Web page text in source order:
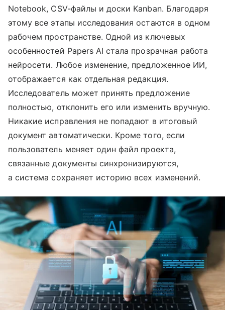
Notebook, CSV-файлы и доски Kanban. Благодаря
этому все этапы исследования остаются в одном
рабочем пространстве. Одной из ключевых
особенностей Papers AI стала прозрачная работа
нейросети. Любое изменение, предложенное ИИ,
отображается как отдельная редакция.
Исследователь может принять предложение
полностью, отклонить его или изменить вручную.
Никакие исправления не попадают в итоговый
документ автоматически. Кроме того, если
пользователь меняет один файл проекта,
связанные документы синхронизируются,
а система сохраняет историю всех изменений.